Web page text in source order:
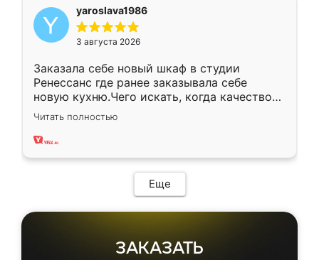
yaroslava1986
3 августа 2026
Заказала себе новый шкаф в студии
Ренессанс где ранее заказывала себе
новую кухню.Чего искать, когда качеством
вполне довольна. Служит кухня уже почти
два года, нареканий нет.
Читать полностью
Еще
ЗАКАЗАТЬ